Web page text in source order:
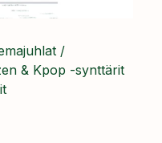
/
& Kpop -synttärit